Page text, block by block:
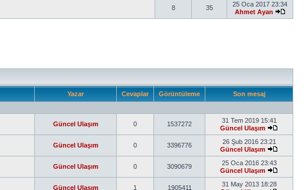
8 35
25 Oca 2017 23:34
Ahmet Ayan
Yazar Cevaplar Görüntüleme Son mesaj
Güncel Ulaşım 0 1537272
31 Tem 2019 15:41
Güncel Ulaşım
Güncel Ulaşım 0 3396776
26 Şub 2016 23:21
Güncel Ulaşım
Güncel Ulaşım 0 3090679
25 Oca 2016 23:43
Güncel Ulaşım
Güncel Ulaşım 1 1905411
31 May 2013 18:28